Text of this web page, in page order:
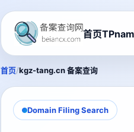
首页
首页/kgz-tang.cn 备案查询
Domain Filing Search